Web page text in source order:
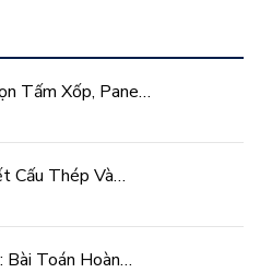
Tấm Xốp, Panel
Cấu Thép Và
Bài Toán Hoàn